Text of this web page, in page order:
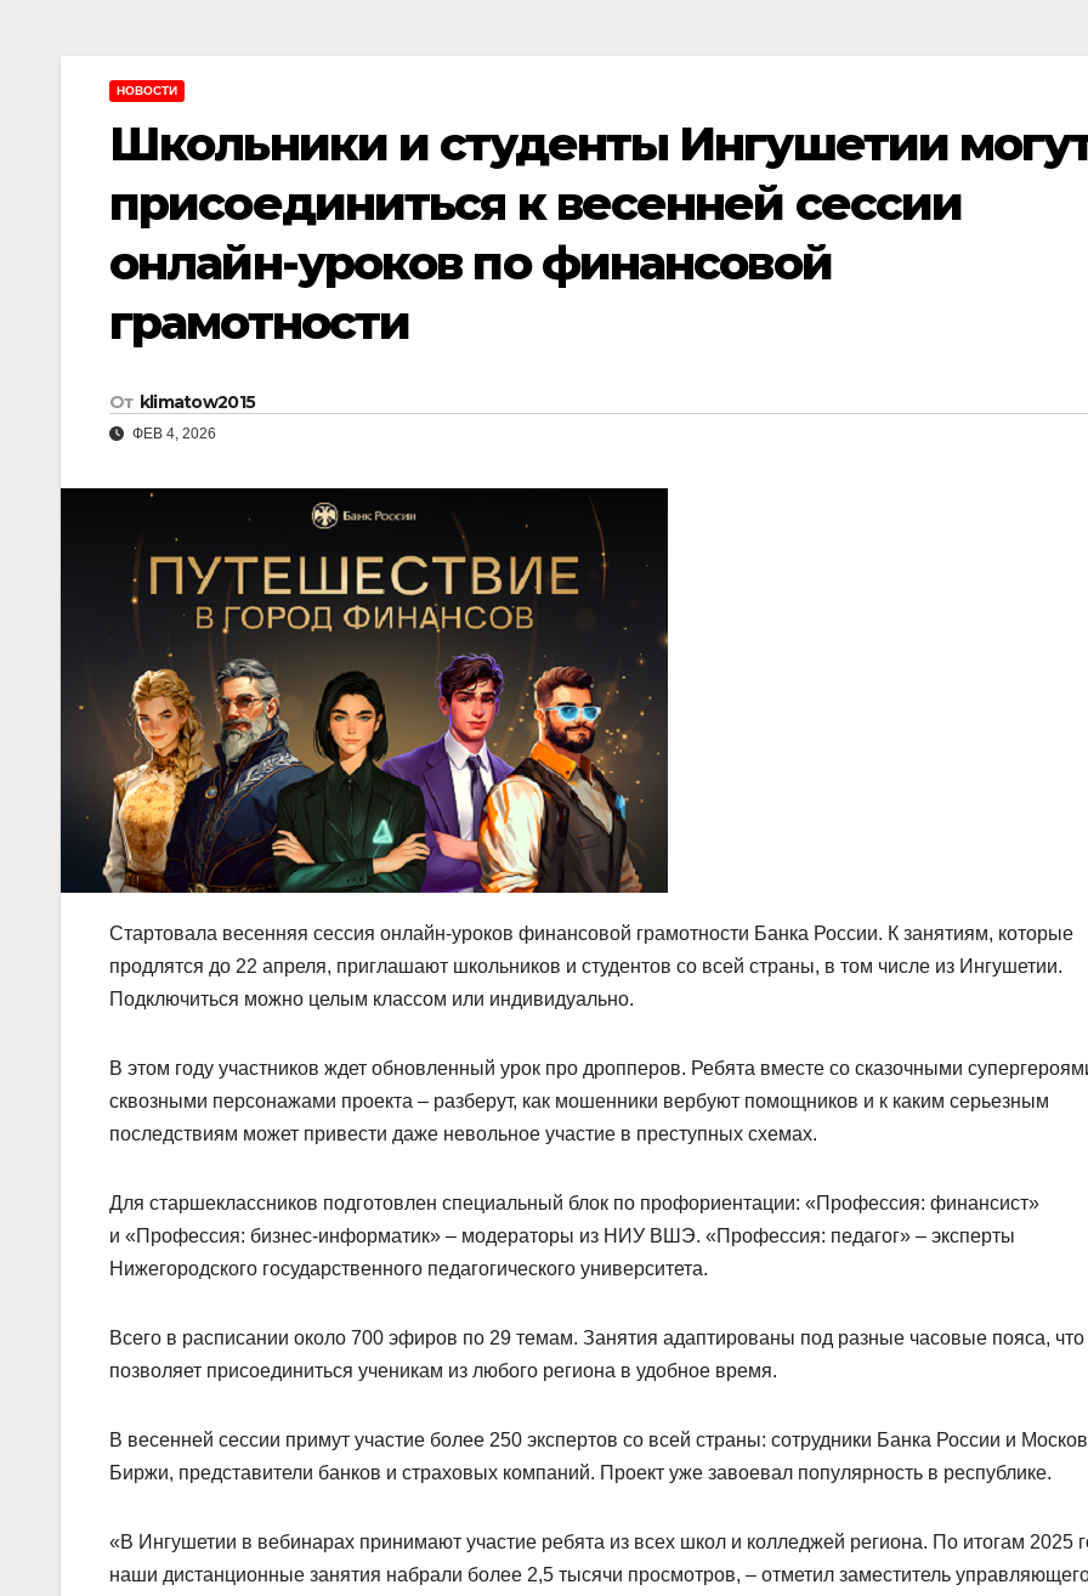
НОВОСТИ
Школьники и студенты Ингушетии
присоединиться к весенней сессии
онлайн-уроков по финансовой
грамотности
От klimatow2015
ФЕВ 4, 2026
Стартовала весенняя сессия онлайн-уроков финансовой грамотности Банка России. К занятиям, которые
продлятся до 22 апреля, приглашают школьников и студентов со всей страны, в том числе из Ингушетии.
Подключиться можно целым классом или индивидуально.
В этом году участников ждет обновленный урок про дропперов. Ребята вместе со сказочными
сквозными персонажами проекта – разберут, как мошенники вербуют помощников и к каким серьезным
последствиям может привести даже невольное участие в преступных схемах.
Для старшеклассников подготовлен специальный блок по профориентации: «Профессия: финансист»
и «Профессия: бизнес-информатик» – модераторы из НИУ ВШЭ. «Профессия: педагог» – эксперты
Нижегородского государственного педагогического университета.
Всего в расписании около 700 эфиров по 29 темам. Занятия адаптированы под разные часовые пояса, что
позволяет присоединиться ученикам из любого региона в удобное время.
В весенней сессии примут участие более 250 экспертов со всей страны: сотрудники Банка России и
Биржи, представители банков и страховых компаний. Проект уже завоевал популярность в республике.
«В Ингушетии в вебинарах принимают участие ребята из всех школ и колледжей региона. По итогам 2025
наши дистанционные занятия набрали более 2,5 тысячи просмотров, – отметил заместитель